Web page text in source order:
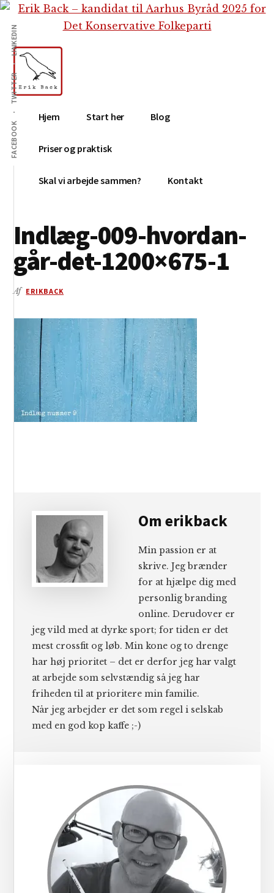
Skip
indhold
Gå
primær
sidebar
Skip
footer
Additional
menu
FACEBOOK
TWITTER
LINKEDIN
Erik
Back
Tekstforfatter,
content
creation,
blog,
medier
Hjem Start her Blog
Priser og praktisk
Skal vi arbejde sammen? Kontakt
Indlæg-009-hvordan-
går-det-1200×675-1
Af ERIKBACK
Omerikback
Min passion er at
skrive. Jeg brænder
for at hjælpe dig med
personlig branding
online. Derudover er
jeg vild med at dyrke sport; for tiden er det
mest crossfit og løb. Min kone og to drenge
har høj prioritet – det er derfor jeg har valgt
at arbejde som selvstændig så jeg har
friheden til at prioritere min familie.
Når jeg arbejder er det som regel i selskab
med en god kop kaffe ;-)